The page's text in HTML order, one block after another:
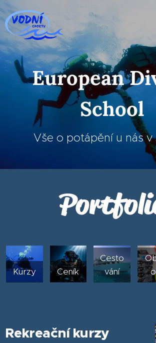
European
School
Vše o potápění u nás v
Kurzy Ceník
Cesto
vání
Rekreační kurzy